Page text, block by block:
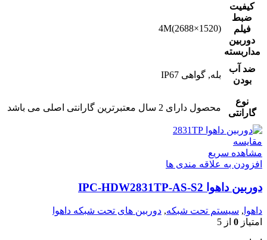
کیفیت
ضبط
فیلم
دوربین
مداربسته
4M(2688×1520)
ضد آب
بودن
بله, گواهی IP67
نوع
گارانتی
محصول دارای 2 سال معتبرترین گارانتی اصلی می باشد
مقایسه
مشاهده سریع
افزودن به علاقه مندی ها
دوربین داهوا IPC-HDW2831TP-AS-S2
داهوا , سیستم تحت شبکه, دوربین های تحت شبکه داهوا
امتیاز 0 از 5